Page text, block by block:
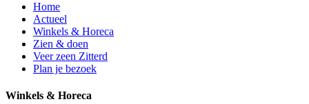
Home
Actueel
Winkels & Horeca
Zien & doen
Veer zeen Zitterd
Plan je bezoek
Winkels & Horeca